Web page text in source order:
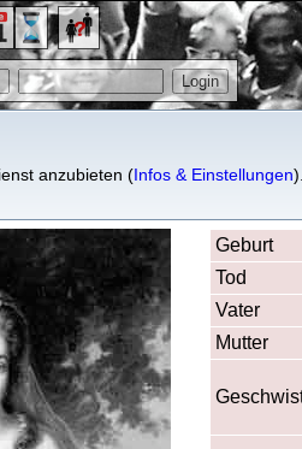
anzubieten (Infos & Einstellungen
of Baden
Geburt
Tod
Vater
Mutter